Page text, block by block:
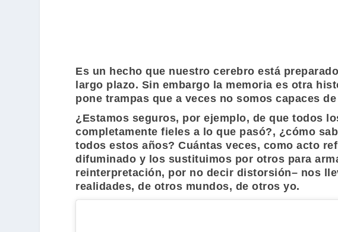
Es un hecho que nuestro cerebro está
largo plazo. Sin embargo la memoria es otra
pone trampas que a veces no somos capaces
¿Estamos seguros, por ejemplo, de que todos
completamente fieles a lo que pasó?, ¿cómo
todos estos años? Cuántas veces, como acto
difuminado y los sustituimos por otros para
reinterpretación, por no decir distorsión– nos
realidades, de otros mundos, de otros yo.